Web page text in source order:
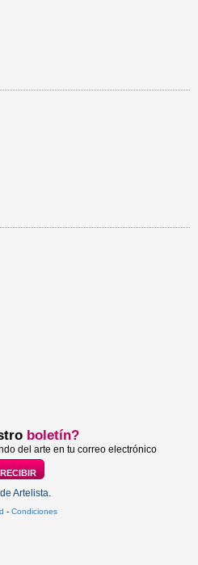
boletín?
del arte en tu correo electrónico
Artelista.
- Condiciones